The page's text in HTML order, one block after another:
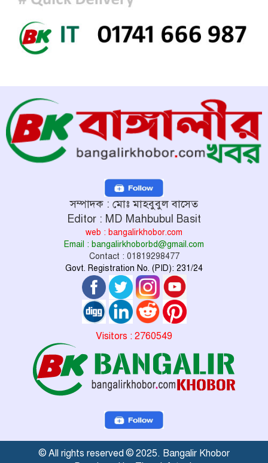
সম্পাদক : মোঃ মাহবুবুল বাসেত
Editor : MD Mahbubul Basit
web : bangalirkhobor.com
Email : bangalirkhoborbd@gmail.com
Contact : 01819298477
Govt. Registration No. (PID): 231/24
Visitors : 2760549
© All rights reserved © 2025. Bangalir Khobor